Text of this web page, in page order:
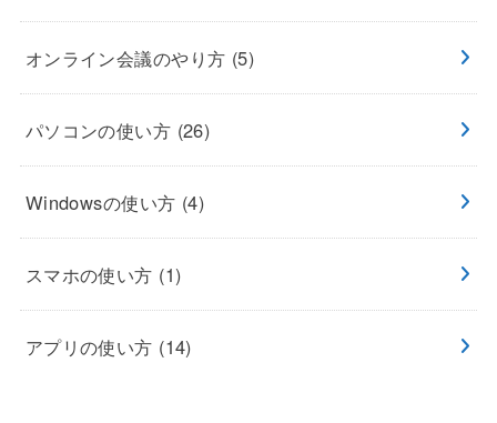
オンライン会議のやり方 (5)
パソコンの使い方 (26)
Windowsの使い方 (4)
スマホの使い方 (1)
アプリの使い方 (14)